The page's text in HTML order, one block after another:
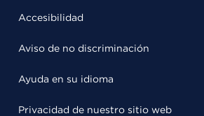
Accesibilidad
Aviso de no discriminación
Ayuda en su idioma
Privacidad de nuestro sitio web